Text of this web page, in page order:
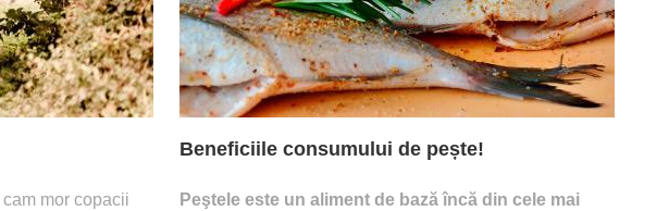
mor copacii
Beneficiile consumului de pește!
Peştele este un aliment de bază încă din cele mai